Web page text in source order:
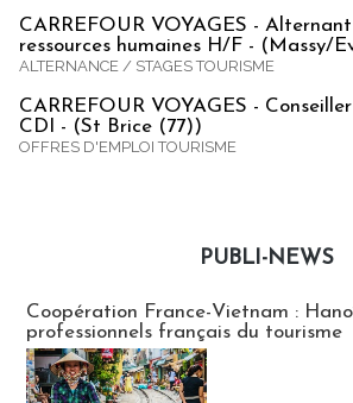
CARREFOUR VOYAGES -
ressources humaines H/F - (Massy/
ALTERNANCE / STAGES TOURISME
CARREFOUR VOYAGES -
CDI - (St Brice (77))
OFFRES D'EMPLOI TOURISME
PUBLI-NEWS
Coopération France-Vietnam :
professionnels français du tourisme